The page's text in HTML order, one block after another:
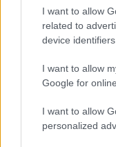
I want to allow
related to
device identifiers
I want to allow
Google for
I want to allow
personalized
fehérneművel
Halak (02. 20-03.
lehetőséget neki,
a lábad elé